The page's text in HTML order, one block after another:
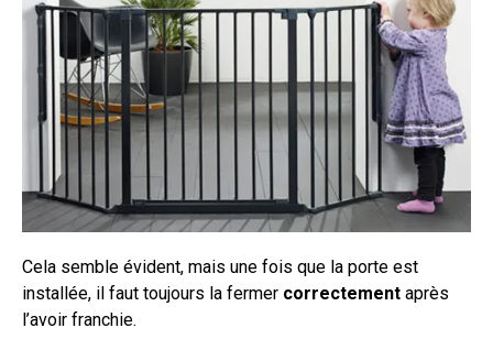
Cela semble évident, mais une fois que la porte est
installée, il faut toujours la fermer correctement après
l’avoir franchie.